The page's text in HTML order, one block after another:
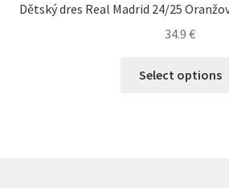
Dětský dres Real Madrid 24/25
34.9 €
Select options